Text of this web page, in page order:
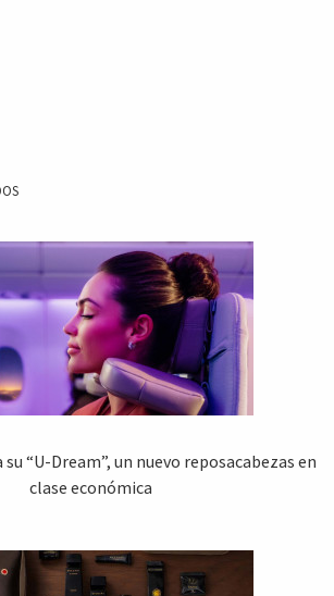
“U-Dream”, un nuevo reposacabezas en
clase económica